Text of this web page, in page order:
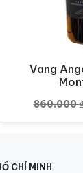
Vang
860.000
CHÍ MINH